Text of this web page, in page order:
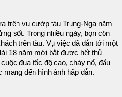
trên vụ cướp tàu Trung-Nga năm
sốt. Trong nhiều ngày, bọn côn
trên tàu. Vụ việc đã dẫn tới một
18 năm mới bắt được hết thủ
đua tốc độ cao, cháy nổ, đấu
đến hình ảnh hấp dẫn.